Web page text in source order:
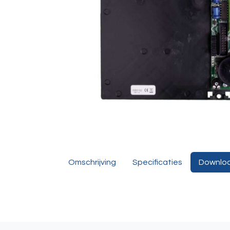
Omschrijving Specificaties